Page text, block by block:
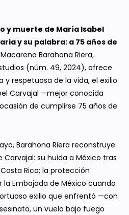
y muerte de María Isabel
y su palabra: a 75 años de
Barahona Riera,
(núm. 49, 2024), ofrece
respetuosa de la vida, el exilio
Carvajal —mejor conocida
de cumplirse 75 años de
Barahona Riera reconstruye
su huida a México tras
Rica; la protección
Embajada de México cuando
exilio que enfrentó —con
un vuelo bajo fuego